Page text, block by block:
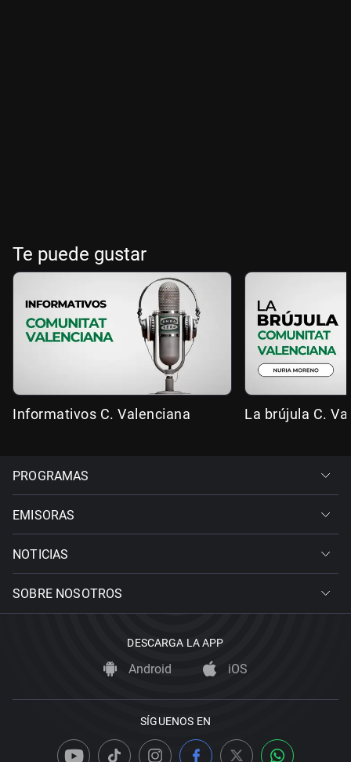
Te puede gustar
Informativos C. Valenciana La brújula C.
PROGRAMAS
EMISORAS
NOTICIAS
SOBRE NOSOTROS
DESCARGA LA APP
Android iOS
SÍGUENOS EN